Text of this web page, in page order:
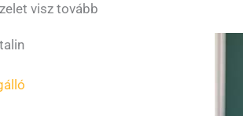
visz tovább